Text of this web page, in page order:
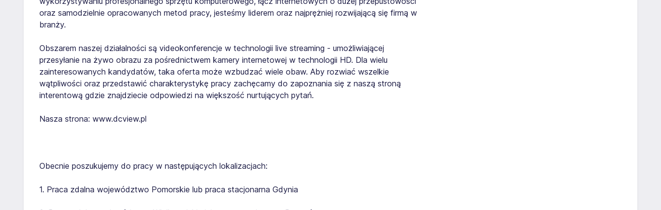
oraz samodzielnie opracowanych metod pracy, jesteśmy liderem oraz najprężniej rozwijającą się firmą w
branży.
Obszarem naszej działalności są videokonferencje w technologii live streaming - umożliwiającej
przesyłanie na żywo obrazu za pośrednictwem kamery internetowej w technologii HD. Dla wielu
zainteresowanych kandydatów, taka oferta może wzbudzać wiele obaw. Aby rozwiać wszelkie
wątpliwości oraz przedstawić charakterystykę pracy zachęcamy do zapoznania się z naszą stroną
interentową gdzie znajdziecie odpowiedzi na większość nurtujących pytań.
Nasza strona: www.dcview.pl
Obecnie poszukujemy do pracy w następujących lokalizacjach:
1. Praca zdalna województwo Pomorskie lub praca stacjonarna Gdynia